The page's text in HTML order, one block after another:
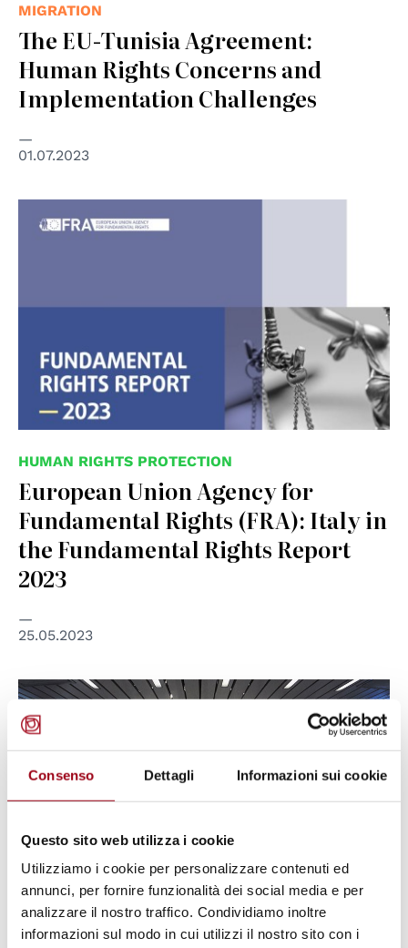
Consenso Dettagli Informazioni sui cookie
Questo sito web utilizza i cookie
Utilizziamo i cookie per personalizzare contenuti ed
annunci, per fornire funzionalità dei social media e per
analizzare il nostro traffico. Condividiamo inoltre
informazioni sul modo in cui utilizzi il nostro sito con i
MIGRATION
The EU-Tunisia Agreement:
Human Rights Concerns and
Implementation Challenges
01.07.2023
HUMAN RIGHTS PROTECTION
European Union Agency for
Fundamental Rights (FRA): Italy in
the Fundamental Rights Report
2023
25.05.2023
ROMA AND SINTI